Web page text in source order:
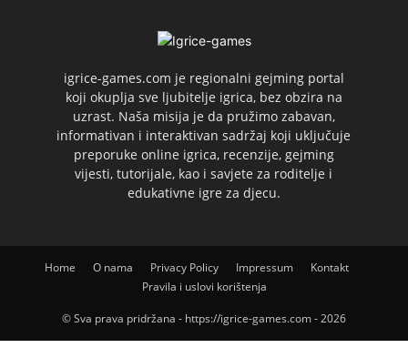
igrice-games.com je regionalni gejming portal
koji okuplja sve ljubitelje igrica, bez obzira na
uzrast. Naša misija je da pružimo zabavan,
informativan i interaktivan sadržaj koji uključuje
preporuke online igrica, recenzije, gejming
vijesti, tutorijale, kao i savjete za roditelje i
edukativne igre za djecu.
Home O nama Privacy Policy Impressum
Kontakt
Pravila i uslovi korištenja
© Sva prava pridržana - https://igrice-games.com - 2026